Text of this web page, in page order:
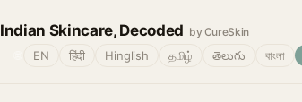
Indian Skincare, Decoded by CureSkin
EN हिंदी Hinglish தமிழ் తెలుగు বাংলা